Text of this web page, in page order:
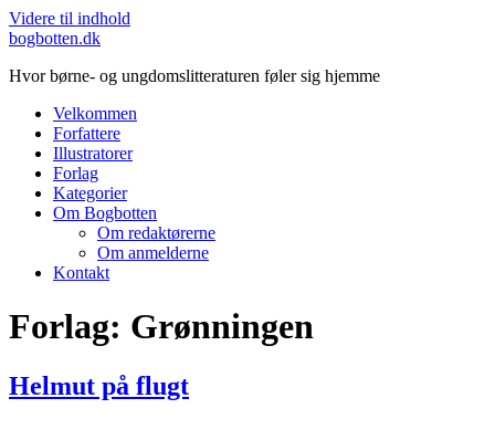
Videre til indhold
bogbotten.dk
Hvor børne- og ungdomslitteraturen føler sig hjemme
Velkommen
Forfattere
Illustratorer
Forlag
Kategorier
Om Bogbotten
Om redaktørerne
Om anmelderne
Kontakt
Forlag: Grønningen
Helmut på flugt